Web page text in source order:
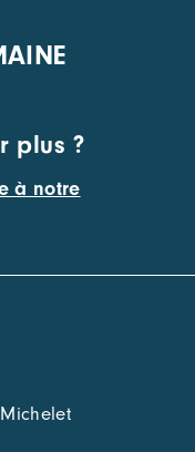
plus ?
à notre